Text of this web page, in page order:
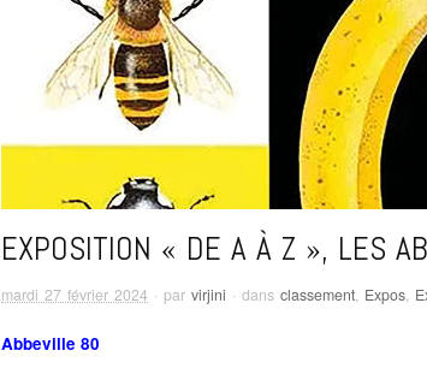
EXPOSITION « DE A À Z », LES
mardi 27 février 2024 · par virjini · dans classement Expos
Abbeville 80